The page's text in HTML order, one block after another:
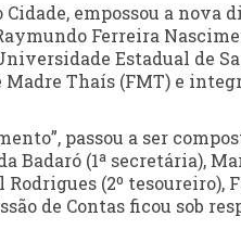
empossou a nova
Ferreira
Estadual de
Thaís (FMT) e
passou a ser
Badaró (1ª secretária),
(2º tesoureiro),
de Contas ficou sob